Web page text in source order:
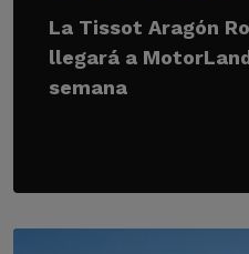
La Tissot Aragón
llegará a
semana